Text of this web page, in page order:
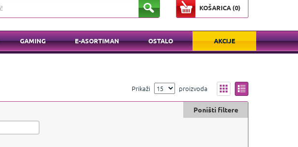
KOŠARICA (0)
GAMING E-ASORTIMAN OSTALO AKCIJE
Prikaži proizvoda
Poništi filtere